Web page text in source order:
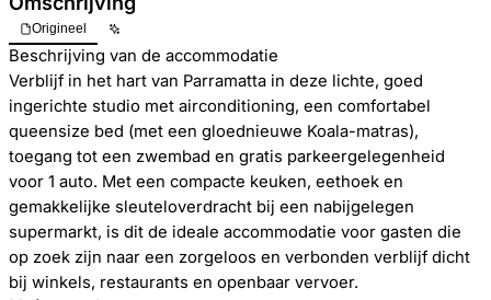
Origineel
Beschrijving van de accommodatie
Verblijf in het hart van Parramatta in deze lichte, goed
ingerichte studio met airconditioning, een comfortabel
queensize bed (met een gloednieuwe Koala-matras),
toegang tot een zwembad en gratis parkeergelegenheid
voor 1 auto. Met een compacte keuken, eethoek en
gemakkelijke sleuteloverdracht bij een nabijgelegen
supermarkt, is dit de ideale accommodatie voor gasten die
op zoek zijn naar een zorgeloos en verbonden verblijf dicht
bij winkels, restaurants en openbaar vervoer.